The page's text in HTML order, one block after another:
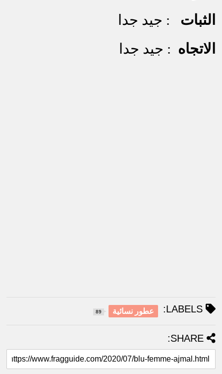
الثبات
: جيد جدا
الاتجاه : جيد جدا
LABELS: عطور نسائية 89
SHARE: